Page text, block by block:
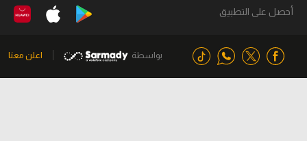
أحصل على التطبيق
بواسطة اعلن معنا